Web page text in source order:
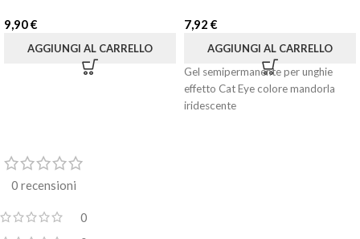
9,90€
AGGIUNGI AL CARRELLO
7,92 €
AGGIUNGI AL CARRELLO
Gel semipermanente per unghie
effetto Cat Eye colore mandorla
iridescente
0 recensioni
0